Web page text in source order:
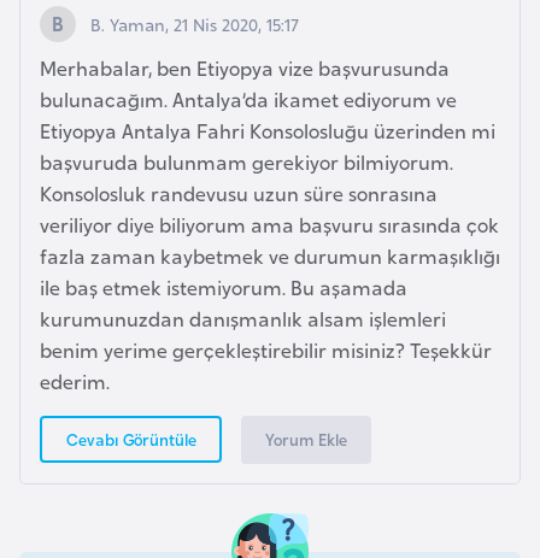
B. Yaman, 21 Nis 2020, 15:17
Merhabalar, ben Etiyopya vize başvurusunda
bulunacağım. Antalya’da ikamet ediyorum ve
Etiyopya Antalya Fahri Konsolosluğu üzerinden mi
başvuruda bulunmam gerekiyor bilmiyorum.
Konsolosluk randevusu uzun süre sonrasına
veriliyor diye biliyorum ama başvuru sırasında çok
fazla zaman kaybetmek ve durumun karmaşıklığı
ile baş etmek istemiyorum. Bu aşamada
kurumunuzdan danışmanlık alsam işlemleri
benim yerime gerçekleştirebilir misiniz? Teşekkür
ederim.
Cevabı Görüntüle Yorum Ekle
b
u
t
i
Ç
n
D
a
n
i
a